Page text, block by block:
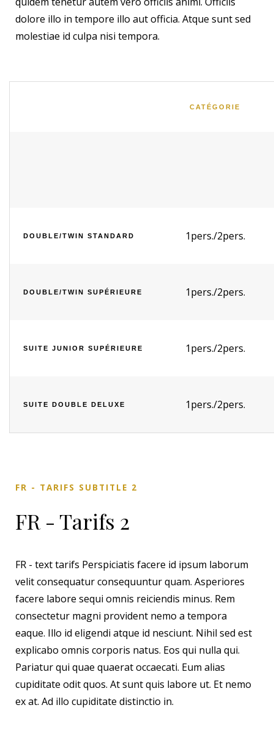
dolore illo in tempore illo aut officia. Atque sunt sed
molestiae id culpa nisi tempora.
CATÉGORIE
DOUBLE/TWIN STANDARD 1pers./2pers.
DOUBLE/TWIN SUPÉRIEURE 1pers./2pers.
SUITE JUNIOR SUPÉRIEURE 1pers./2pers.
SUITE DOUBLE DELUXE 1pers./2pers.
FR - TARIFS SUBTITLE 2
FR - Tarifs 2
FR - text tarifs Perspiciatis facere id ipsum laborum
velit consequatur consequuntur quam. Asperiores
facere labore sequi omnis reiciendis minus. Rem
consectetur magni provident nemo a tempora
eaque. Illo id eligendi atque id nesciunt. Nihil sed est
explicabo omnis corporis natus. Eos qui nulla qui.
Pariatur qui quae quaerat occaecati. Eum alias
cupiditate odit quos. At sunt quis labore ut. Et nemo
ex at. Ad illo cupiditate distinctio in.